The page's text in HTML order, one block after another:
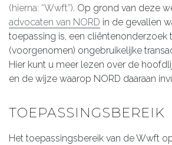
(hierna: “Wwft”). Op grond van deze
advocaten van NORD in de gevallen
toepassing is, een cliëntenonderzoek
(voorgenomen) ongebruikelijke
Hier kunt u meer lezen over de
en de wijze waarop NORD daaraan
TOEPASSINGSBEREIK
Het toepassingsbereik van de Wwft